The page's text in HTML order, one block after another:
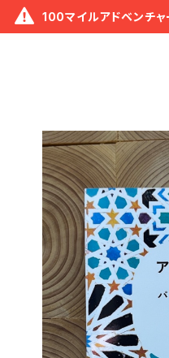
100マイルアドベンチャ